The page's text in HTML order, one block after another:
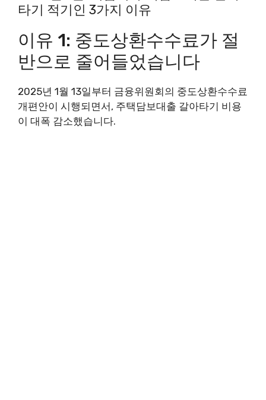
타기 적기인 3가지 이유
이유 1: 중도상환수수료가 절
반으로 줄어들었습니다
2025년 1월 13일부터 금융위원회의 중도상환수수료
개편안이 시행되면서, 주택담보대출 갈아타기 비용
이 대폭 감소했습니다.